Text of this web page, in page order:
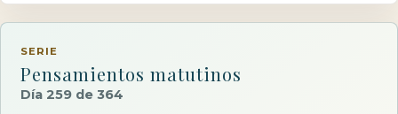
SERIE
Pensamientos matutinos
Día 259 de 364